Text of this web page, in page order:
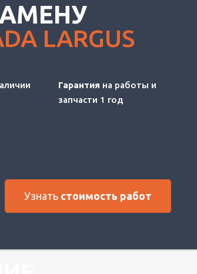
LARGUS
Гарантия на работы и
запчасти 1 год
Узнать стоимость работ